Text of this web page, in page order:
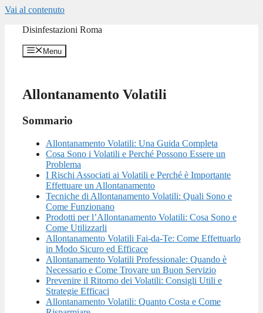
Vai al contenuto
Disinfestazioni Roma
Menu
Allontanamento Volatili
Sommario
Allontanamento Volatili: Una Guida Completa
Cosa Sono i Volatili e Perché Possono Essere un
Problema
I Rischi Associati ai Volatili e Perché è Importante
Effettuare un Allontanamento
Tecniche di Allontanamento Volatili: Quali Sono e
Come Funzionano
Prodotti per l’Allontanamento Volatili: Cosa Sono e
Come Utilizzarli
Allontanamento Volatili Fai-da-Te: Come Effettuarlo
in Modo Sicuro ed Efficace
Allontanamento Volatili Professionale: Quando è
Necessario e Come Trovare un Buon Servizio
Prevenire il Ritorno dei Volatili: Consigli Utili e
Strategie Efficaci
Allontanamento Volatili: Quanto Costa e Come